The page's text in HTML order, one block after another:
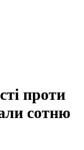
проти
сотню